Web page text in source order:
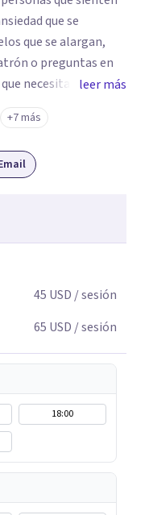
que se
que se alargan,
o preguntas en
necesitan un
con Terapia
ocupa un lugar
las demás
en sexoterapia,
de salud sexual,
o
sea un lugar
claros y
profundidad
tu vida diaria.
leer más
+7 más
45 USD / sesión
65 USD / sesión
18:00